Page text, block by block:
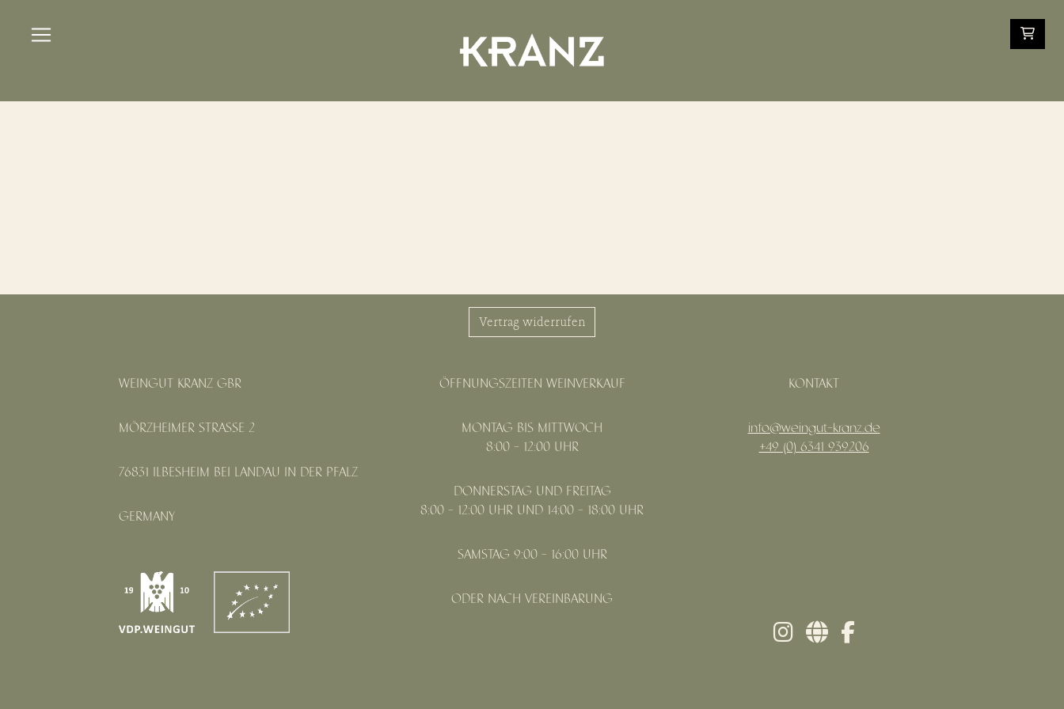
Vertrag widerrufen
WEINGUT KRANZ GBR
MÖRZHEIMER STRASSE 2
76831 ILBESHEIM BEI LANDAU IN DER PFALZ
GERMANY
ÖFFNUNGSZEITEN WEINVERKAUF
MONTAG BIS MITTWOCH
8:00 - 12:00 UHR
DONNERSTAG UND FREITAG
8:00 - 12:00 UHR UND 14:00 - 18:00 UHR
SAMSTAG 9:00 - 16:00 UHR
ODER NACH VEREINBARUNG
KONTAKT
info@weingut-kranz.de
+49 (0) 6341 939206